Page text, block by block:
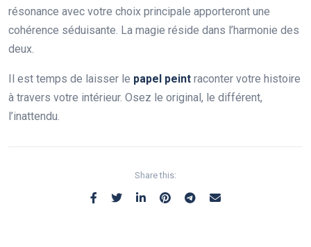
résonance avec votre choix principale apporteront une
cohérence séduisante. La magie réside dans l’harmonie des
deux.
Il est temps de laisser le papel peint raconter votre histoire
à travers votre intérieur. Osez le original, le différent,
l’inattendu.
Share this: